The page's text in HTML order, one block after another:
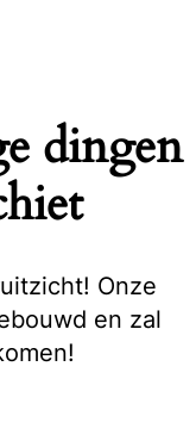
dingen
Onze
en zal